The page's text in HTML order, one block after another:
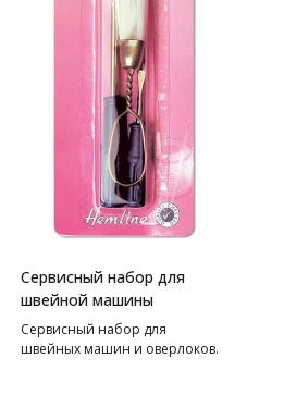
Сервисный набор для
швейной машины
Сервисный набор для
швейных машин и оверлоков.